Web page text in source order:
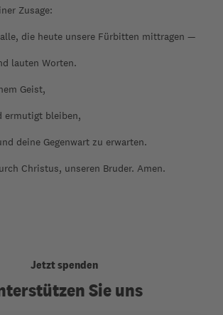
Zusage:
die heute unsere Fürbitten mittragen —
lauten Worten.
Geist,
ermutigt bleiben,
deine Gegenwart zu erwarten.
Christus, unseren Bruder. Amen.
Jetzt spenden
Sie uns